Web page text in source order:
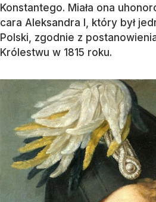
Konstantego. Miała ona
cara Aleksandra I, który był
Polski, zgodnie z
Królestwu w 1815 roku.